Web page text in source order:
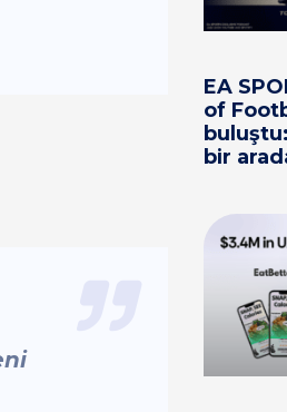
EA
of
bir